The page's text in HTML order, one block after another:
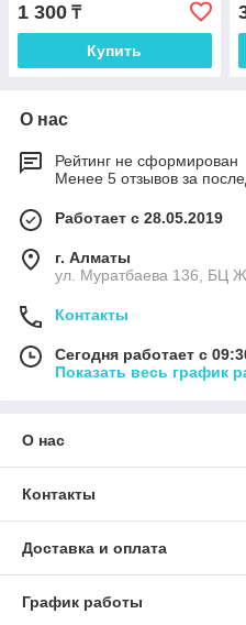
1 300 ₸
Купить
О нас
Рейтинг не сформирован
Менее 5 отзывов за
Работает с 28.05.2019
г. Алматы
ул. Муратбаева 136, БЦ
Контакты
Сегодня работает с
Показать весь график
О нас
Контакты
Доставка и оплата
График работы